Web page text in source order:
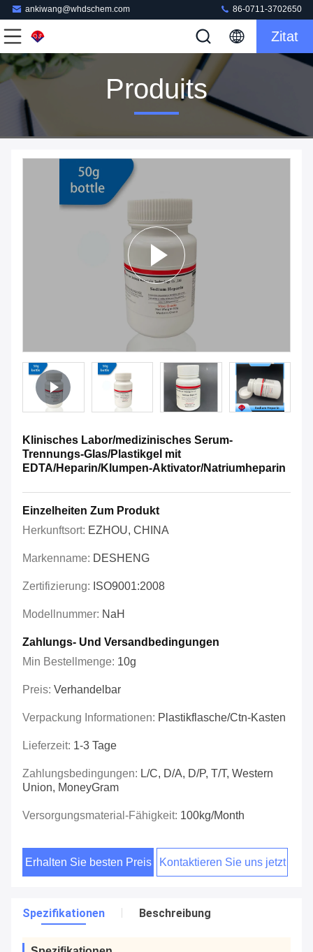
ankiwang@whdschem.com 86-0711-3702650
Zitat
Produits
Klinisches Labor/medizinisches Serum-
Trennungs-Glas/Plastikgel mit
EDTA/Heparin/Klumpen-Aktivator/Natriumheparin
Einzelheiten Zum Produkt
Herkunftsort: EZHOU, CHINA
Markenname: DESHENG
Zertifizierung: ISO9001:2008
Modellnummer: NaH
Zahlungs- Und Versandbedingungen
Min Bestellmenge: 10g
Preis: Verhandelbar
Verpackung Informationen: Plastikflasche/Ctn-Kasten
Lieferzeit: 1-3 Tage
Zahlungsbedingungen: L/C, D/A, D/P, T/T, Western
Union, MoneyGram
Versorgungsmaterial-Fähigkeit: 100kg/Month
Erhalten Sie besten Preis Kontaktieren Sie uns jetzt
Spezifikationen Beschreibung